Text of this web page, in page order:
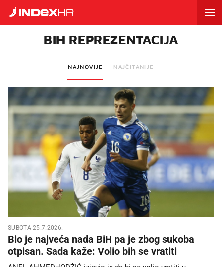
BIH REPREZENTACIJA
NAJNOVIJE NAJČITANIJE
SUBOTA 25.7.2026.
Bio je najveća nada BiH pa je zbog sukoba
otpisan. Sada kaže: Volio bih se vratiti